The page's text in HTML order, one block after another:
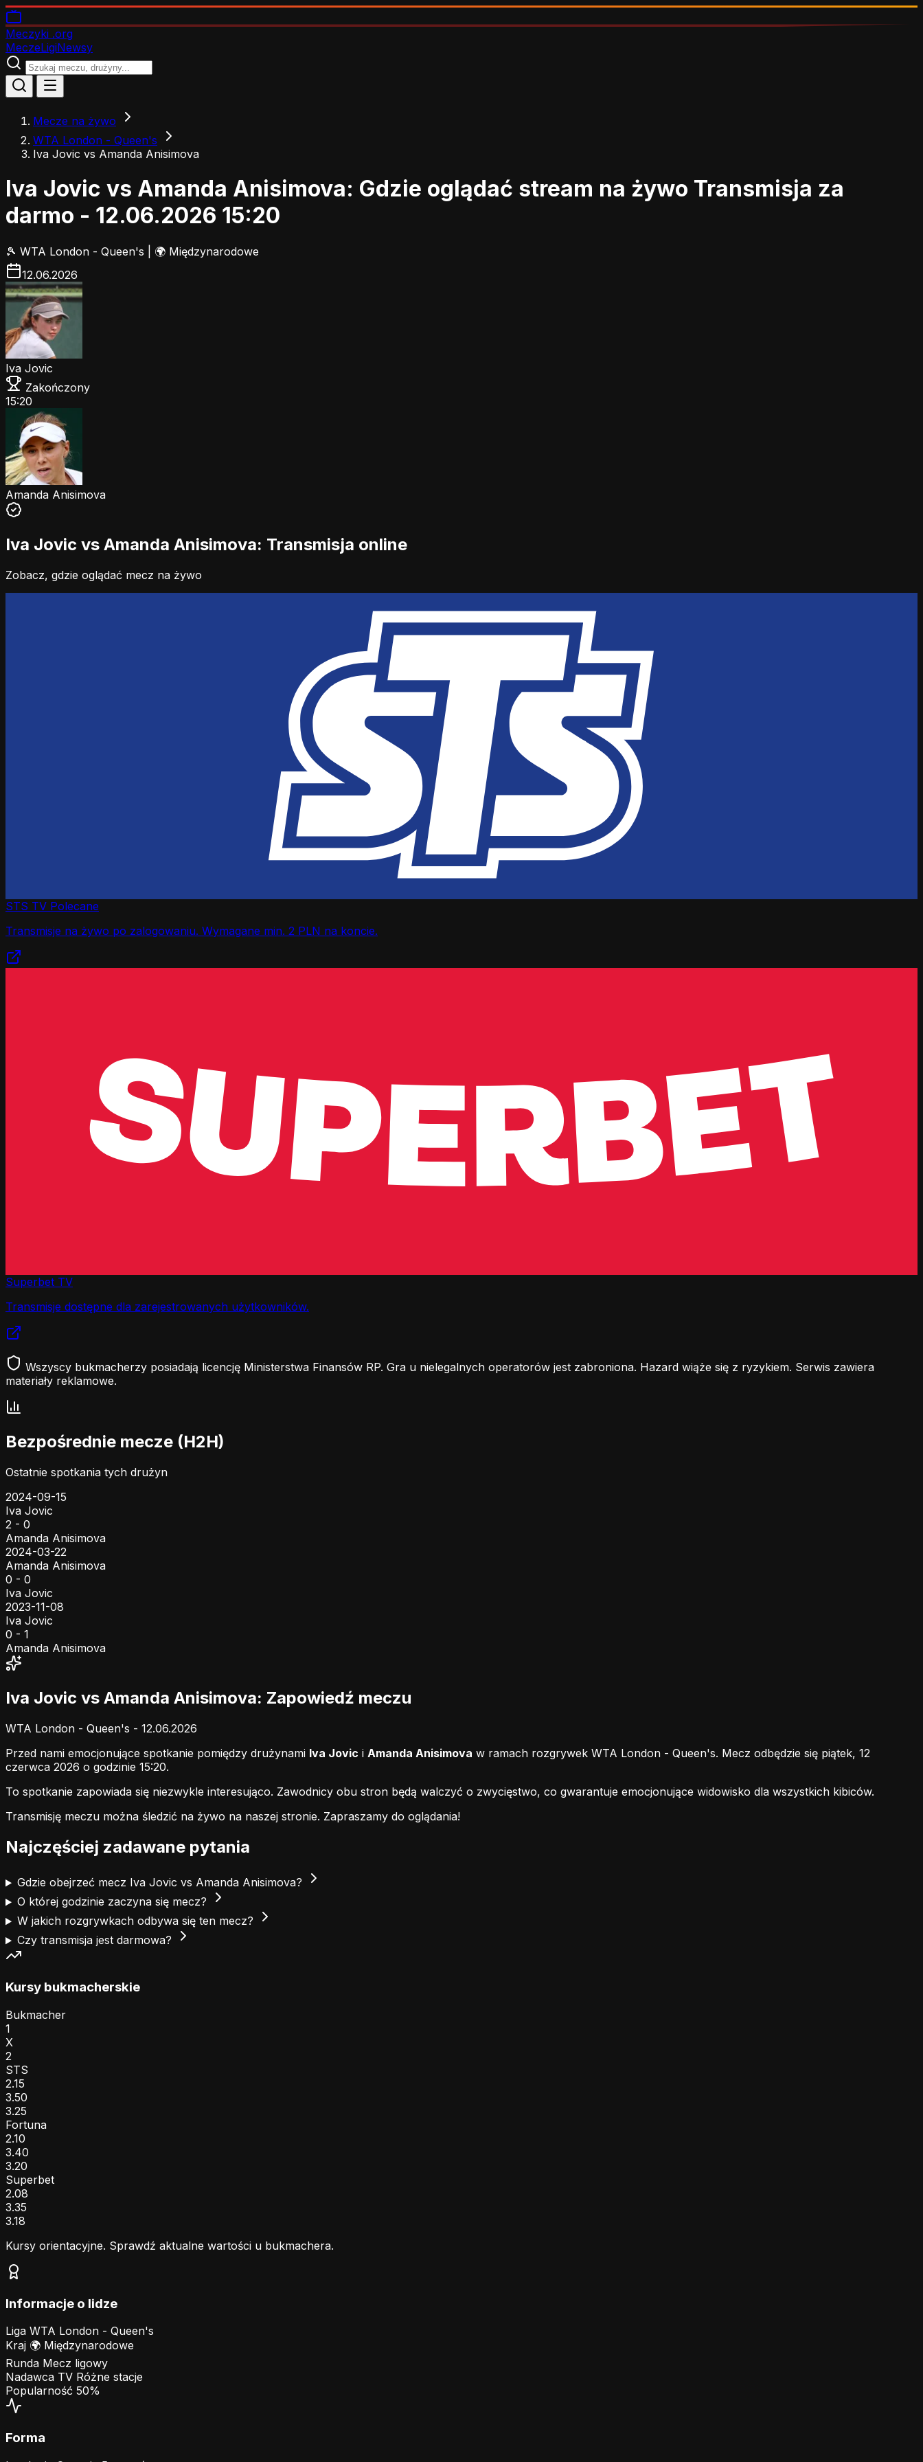
Meczyki .org
MeczeLigiNewsy
Mecze na żywo
WTA London - Queen's
Iva Jovic vs Amanda Anisimova
Iva Jovic vs Amanda Anisimova: Gdzie oglądać stream na żywo Transmisja za
darmo - 12.06.2026 15:20
🎾 WTA London - Queen's
🌍 Międzynarodowe
12.06.2026
Iva Jovic
Zakończony
15:20
Amanda Anisimova
Iva Jovic vs Amanda Anisimova: Transmisja online
Zobacz, gdzie oglądać mecz na żywo
STS TV Polecane
Transmisje na żywo po zalogowaniu. Wymagane min. 2 PLN na koncie.
Superbet TV
Transmisje dostępne dla zarejestrowanych użytkowników.
Wszyscy bukmacherzy posiadają licencję Ministerstwa Finansów RP. Gra u nielegalnych operatorów jest zabroniona. Hazard wiąże się z ryzykiem. Serwis zawiera
materiały reklamowe.
Bezpośrednie mecze (H2H)
Ostatnie spotkania tych drużyn
2024-09-15
Iva Jovic
2 - 0
Amanda Anisimova
2024-03-22
Amanda Anisimova
0 - 0
Iva Jovic
2023-11-08
Iva Jovic
0 - 1
Amanda Anisimova
Iva Jovic vs Amanda Anisimova: Zapowiedź meczu
WTA London - Queen's - 12.06.2026
Przed nami emocjonujące spotkanie pomiędzy drużynami Iva Jovic i Amanda Anisimova w ramach rozgrywek WTA London - Queen's. Mecz odbędzie się piątek, 12
czerwca 2026 o godzinie 15:20.
To spotkanie zapowiada się niezwykle interesująco. Zawodnicy obu stron będą walczyć o zwycięstwo, co gwarantuje emocjonujące widowisko dla wszystkich kibiców.
Transmisję meczu można śledzić na żywo na naszej stronie. Zapraszamy do oglądania!
Najczęściej zadawane pytania
Gdzie obejrzeć mecz Iva Jovic vs Amanda Anisimova?
O której godzinie zaczyna się mecz?
W jakich rozgrywkach odbywa się ten mecz?
Czy transmisja jest darmowa?
Kursy bukmacherskie
Bukmacher
1
X
2
STS
2.15
3.50
3.25
Fortuna
2.10
3.40
3.20
Superbet
2.08
3.35
3.18
Kursy orientacyjne. Sprawdź aktualne wartości u bukmachera.
Informacje o lidze
Liga WTA London - Queen's
Kraj 🌍 Międzynarodowe
Runda Mecz ligowy
Nadawca TV Różne stacje
Popularność 50%
Forma